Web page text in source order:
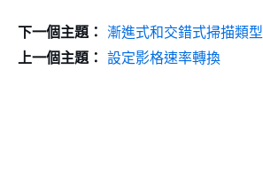
下一個主題： 漸進式和交錯式掃描類型
上一個主題： 設定影格速率轉換